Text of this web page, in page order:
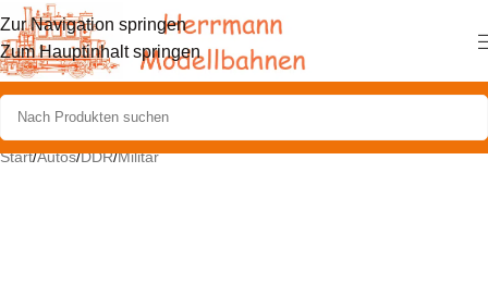
Zur Navigation springen
Zum Hauptinhalt springen
Start/Autos/DDR/Militär